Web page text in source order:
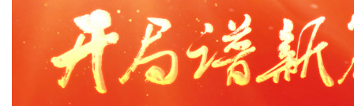
四川宣汉：工业崛起，奏响经济发展最强音
5G + 心脏猝死防救治项目入选工信部全国优秀项目
北京邮电大学经济管理学院“‘AI场景’训练营”（首
深学细悟全会精神 勇担时代发展使命——以邓承基